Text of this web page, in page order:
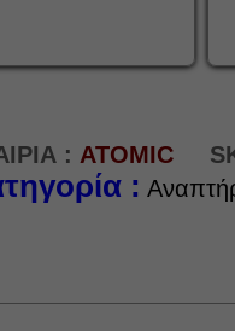
: ATOMIC
: